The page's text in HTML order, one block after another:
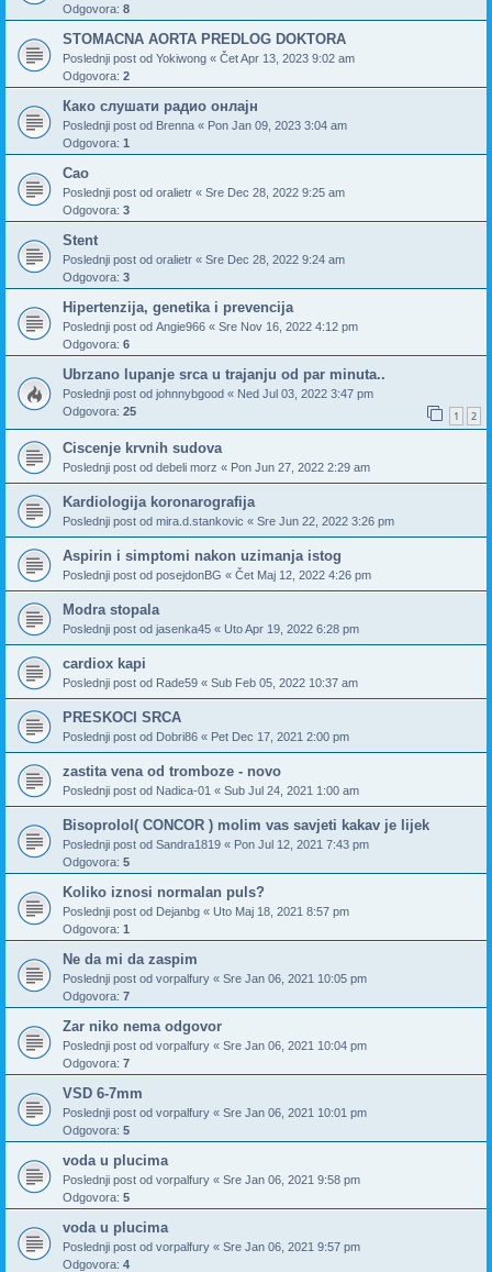
Odgovora: 8
STOMACNA AORTA PREDLOG DOKTORA
Poslednji post od Yokiwong « Čet Apr 13, 2023 9:02 am
Odgovora: 2
Како слушати радио онлајн
Poslednji post od Brenna « Pon Jan 09, 2023 3:04 am
Odgovora: 1
Cao
Poslednji post od oralietr « Sre Dec 28, 2022 9:25 am
Odgovora: 3
Stent
Poslednji post od oralietr « Sre Dec 28, 2022 9:24 am
Odgovora: 3
Hipertenzija, genetika i prevencija
Poslednji post od Angie966 « Sre Nov 16, 2022 4:12 pm
Odgovora: 6
Ubrzano lupanje srca u trajanju od par minuta..
Poslednji post od johnnybgood « Ned Jul 03, 2022 3:47 pm
Odgovora: 25 1 2
Ciscenje krvnih sudova
Poslednji post od debeli morz « Pon Jun 27, 2022 2:29 am
Kardiologija koronarografija
Poslednji post od mira.d.stankovic « Sre Jun 22, 2022 3:26 pm
Aspirin i simptomi nakon uzimanja istog
Poslednji post od posejdonBG « Čet Maj 12, 2022 4:26 pm
Modra stopala
Poslednji post od jasenka45 « Uto Apr 19, 2022 6:28 pm
cardiox kapi
Poslednji post od Rade59 « Sub Feb 05, 2022 10:37 am
PRESKOCI SRCA
Poslednji post od Dobri86 « Pet Dec 17, 2021 2:00 pm
zastita vena od tromboze - novo
Poslednji post od Nadica-01 « Sub Jul 24, 2021 1:00 am
Bisoprolol( CONCOR ) molim vas savjeti kakav je lijek
Poslednji post od Sandra1819 « Pon Jul 12, 2021 7:43 pm
Odgovora: 5
Koliko iznosi normalan puls?
Poslednji post od Dejanbg « Uto Maj 18, 2021 8:57 pm
Odgovora: 1
Ne da mi da zaspim
Poslednji post od vorpalfury « Sre Jan 06, 2021 10:05 pm
Odgovora: 7
Zar niko nema odgovor
Poslednji post od vorpalfury « Sre Jan 06, 2021 10:04 pm
Odgovora: 7
VSD 6-7mm
Poslednji post od vorpalfury « Sre Jan 06, 2021 10:01 pm
Odgovora: 5
voda u plucima
Poslednji post od vorpalfury « Sre Jan 06, 2021 9:58 pm
Odgovora: 5
voda u plucima
Poslednji post od vorpalfury « Sre Jan 06, 2021 9:57 pm
Odgovora: 4